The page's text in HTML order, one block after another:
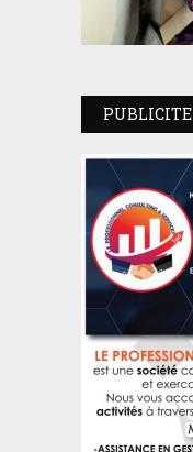
PUBLICITE